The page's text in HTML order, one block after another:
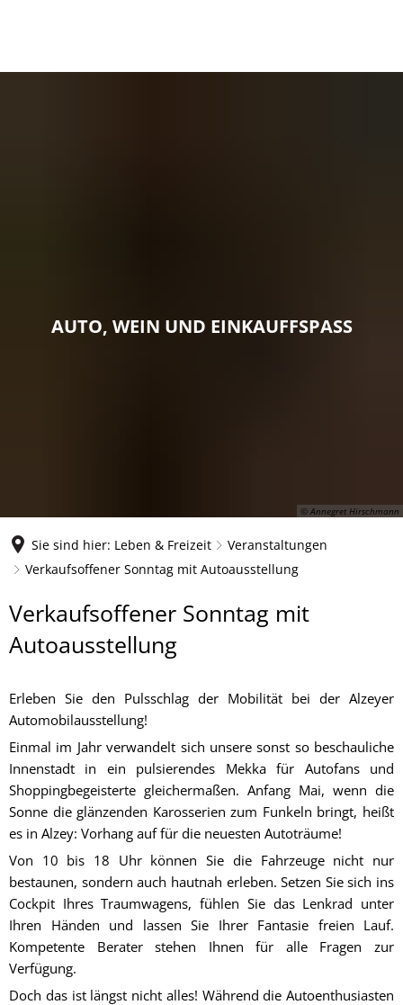
© Annegret Hirschmann
AUTO, WEIN UND EINKAUFFSPASS
Sie sind hier: Leben & Freizeit
Veranstaltungen
Verkaufsoffener Sonntag mit Autoausstellung
Verkaufsoffener
Sonntag
Autoausstellung
Verkaufsoffener Sonntag mit
Autoausstellung
Erleben Sie den Pulsschlag der Mobilität bei der Alzeyer
Automobilausstellung!
Einmal im Jahr verwandelt sich unsere sonst so beschauliche
Innenstadt in ein pulsierendes Mekka für Autofans und
Shoppingbegeisterte gleichermaßen. Anfang Mai, wenn die
Sonne die glänzenden Karosserien zum Funkeln bringt, heißt
es in Alzey: Vorhang auf für die neuesten Autoträume!
Von 10 bis 18 Uhr können Sie die Fahrzeuge nicht nur
bestaunen, sondern auch hautnah erleben. Setzen Sie sich ins
Cockpit Ihres Traumwagens, fühlen Sie das Lenkrad unter
Ihren Händen und lassen Sie Ihrer Fantasie freien Lauf.
Kompetente Berater stehen Ihnen für alle Fragen zur
Verfügung.
Doch das ist längst nicht alles! Während die Autoenthusiasten